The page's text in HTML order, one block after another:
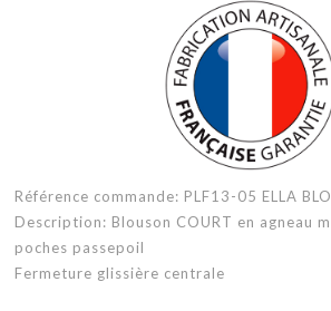
Référence commande: PLF13-05 ELLA
Description: Blouson COURT en agneau
poches passepoil
Fermeture glissière centrale